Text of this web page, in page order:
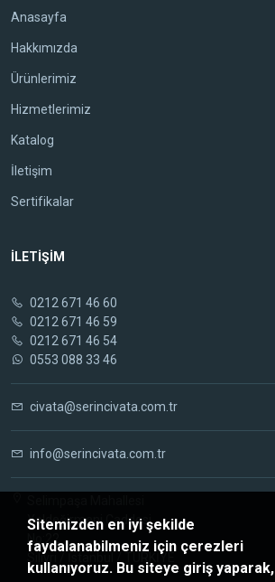
Anasayfa
Hakkımızda
Ürünlerimiz
Hizmetlerimiz
Katalog
İletişim
Sertifikalar
İLETİŞİM
0212 671 46 60
0212 671 46 59
0212 671 46 54
0553 088 33 46
civata@serincivata.com.tr
info@serincivata.com.tr
Yeldeğirmeni Caddesi
No:22
Silivri / İstanbul / TÜRKİYE
Sitemizden en iyi şekilde
faydalanabilmeniz için çerezleri
kullanıyoruz. Bu siteye giriş yaparak,